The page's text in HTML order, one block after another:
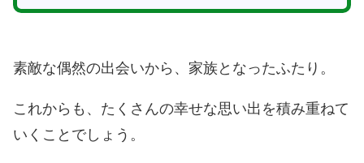
素敵な偶然の出会いから、家族となったふたり。
これからも、たくさんの幸せな思い出を積み重ねて
いくことでしょう。